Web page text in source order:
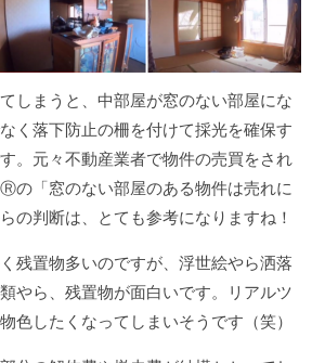
しまうと、中部屋が窓のない部屋にな
く落下防止の柵を付けて採光を確保す
。元々不動産業者で物件の売買をされ
の「窓のない部屋のある物件は売れに
の判断は、とても参考になりますね！
残置物多いのですが、浮世絵やら洒落
やら、残置物が面白いです。リアルツ
色したくなってしまいそうです（笑）